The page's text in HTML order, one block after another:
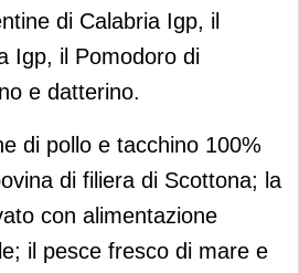
di Calabria Igp, il
Igp, il Pomodoro di
e datterino.
di pollo e tacchino 100%
di filiera di Scottona; la
con alimentazione
il pesce fresco di mare e